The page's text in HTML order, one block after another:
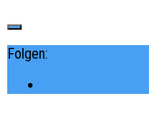
Folgen: